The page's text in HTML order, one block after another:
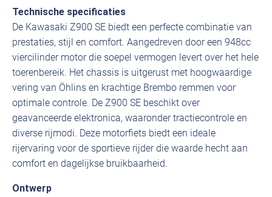
Technische specificaties
De Kawasaki Z900 SE biedt een perfecte combinatie van
prestaties, stijl en comfort. Aangedreven door een 948cc
viercilinder motor die soepel vermogen levert over het hele
toerenbereik. Het chassis is uitgerust met hoogwaardige
vering van Öhlins en krachtige Brembo remmen voor
optimale controle. De Z900 SE beschikt over
geavanceerde elektronica, waaronder tractiecontrole en
diverse rijmodi. Deze motorfiets biedt een ideale
rijervaring voor de sportieve rijder die waarde hecht aan
comfort en dagelijkse bruikbaarheid.
Ontwerp